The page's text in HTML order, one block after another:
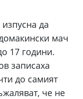
да
мач
17 години.
записаха
до самият
че не